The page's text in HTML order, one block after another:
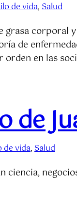
de vida, Salud
grasa corporal
de
orden en las
de
de vida, Salud
ciencia,